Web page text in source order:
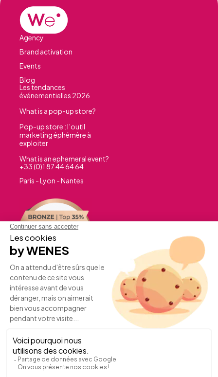
Agency
Brand activation
Events
Blog
Les tendances
événementielles 2026
What is a pop-up store?
Pop-up store : l’outil
marketing éphémère à
exploiter
What is an ephemeral event?
+33 (0)1 87 44 64 64
Paris - Lyon - Nantes
A PROJECT?
JOIN US